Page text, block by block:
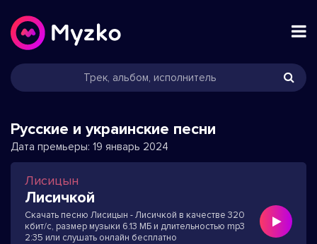
Русские и украинские песни
Дата премьеры: 19 январь 2024
Лисицын
Лисичкой
Скачать песню Лисицын - Лисичкой в качестве 320
кбит/с, размер музыки 6.13 МБ и длительностью mp3
2:35 или слушать онлайн бесплатно